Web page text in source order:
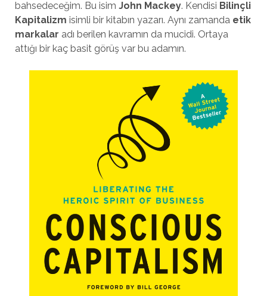
bahsedeceğim. Bu isim John Mackey. Kendisi Bilinçli
Kapitalizm isimli bir kitabın yazarı. Aynı zamanda etik
markalar adı berilen kavramın da mucidi. Ortaya
attığı bir kaç basit görüş var bu adamın.